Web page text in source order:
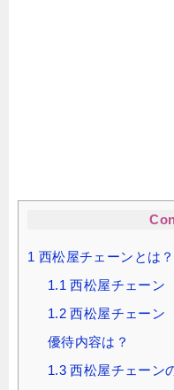
1 西松屋チェーンとは？
1.1 西松屋チェーン
1.2 西松屋チェーン
優待内容は？
1.3 西松屋チェーン